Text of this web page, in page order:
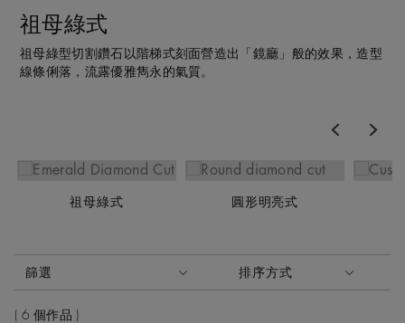
祖母綠式
祖母綠型切割鑽石以階梯式刻面營造出「鏡廳」般的效果，造型
線條俐落，流露優雅雋永的氣質。
祖母綠式 圓形明亮式
啟動這些部件將導致頁面上的內容更新。
篩選 排序方式
排序方式
6 個作品